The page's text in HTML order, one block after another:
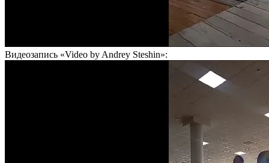
Видеозапись «Video by Andrey Steshin»: